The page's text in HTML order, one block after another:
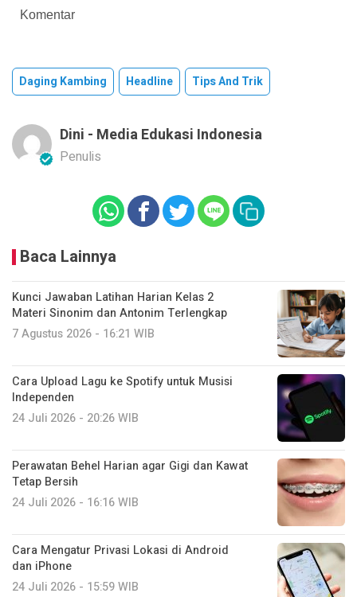
Komentar
Daging Kambing Headline Tips And Trik
Dini - Media Edukasi Indonesia
Penulis
Baca Lainnya
Kunci Jawaban Latihan Harian Kelas 2
Materi Sinonim dan Antonim Terlengkap
7 Agustus 2026 - 16:21 WIB
Cara Upload Lagu ke Spotify untuk Musisi
Independen
24 Juli 2026 - 20:26 WIB
Perawatan Behel Harian agar Gigi dan Kawat
Tetap Bersih
24 Juli 2026 - 16:16 WIB
Cara Mengatur Privasi Lokasi di Android
dan iPhone
24 Juli 2026 - 15:59 WIB